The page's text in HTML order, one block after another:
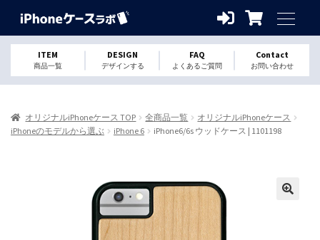
ITEM
商品一覧
DESIGN
デザインする
FAQ
よくあるご質問
Contact
お問い合わせ
オリジナルiPhoneケース TOP 全商品一覧
オリジナルiPhoneケース
iPhoneのモデルから選ぶ
iPhone 6 iPhone6/6s ウッドケース | 1101198